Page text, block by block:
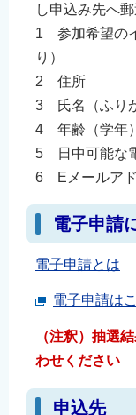
し申込み先へ
1 参加希望の
り）
2 住所
3 氏名（ふり
4 年齢（学年）
5 日中可能な
6 Eメールア
電子申請
電子申請とは
電子申請は
（注釈）抽選
わせください
申込先